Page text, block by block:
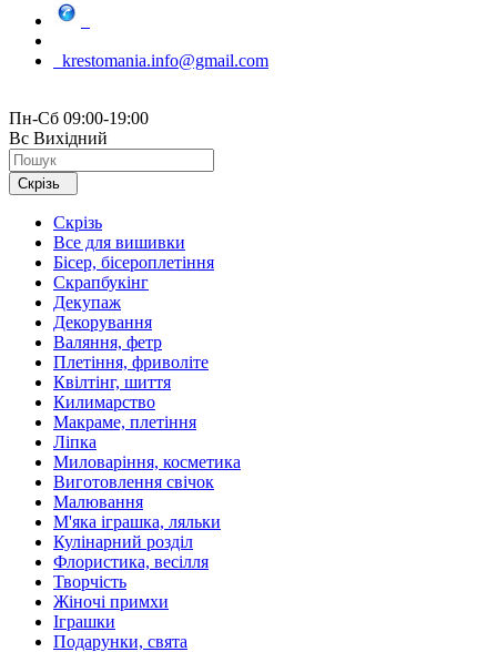
krestomania.info@gmail.com
Пн-Сб 09:00-19:00
Вс Вихідний
Скрізь
Скрізь
Все для вишивки
Бісер, бісероплетіння
Скрапбукінг
Декупаж
Декорування
Валяння, фетр
Плетіння, фриволіте
Квілтінг, шиття
Килимарство
Макраме, плетіння
Ліпка
Миловаріння, косметика
Виготовлення свічок
Малювання
М'яка іграшка, ляльки
Кулінарний розділ
Флористика, весілля
Творчість
Жіночі примхи
Іграшки
Подарунки, свята